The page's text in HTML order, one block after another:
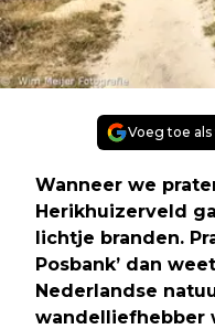
Voeg toe
Wanneer we
Herikhuizerveld
lichtje branden.
Posbank’ dan
Nederlandse
wandelliefhebber